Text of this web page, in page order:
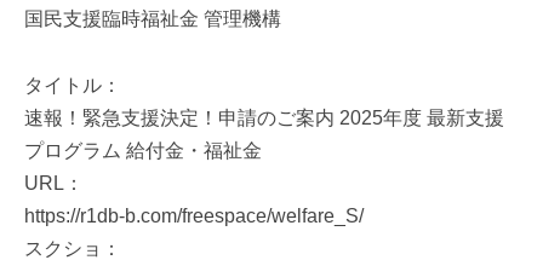
国民支援臨時福祉金 管理機構
タイトル：
速報！緊急支援決定！申請のご案内 2025年度 最新支援
プログラム 給付金・福祉金
URL：
https://r1db-b.com/freespace/welfare_S/
スクショ：